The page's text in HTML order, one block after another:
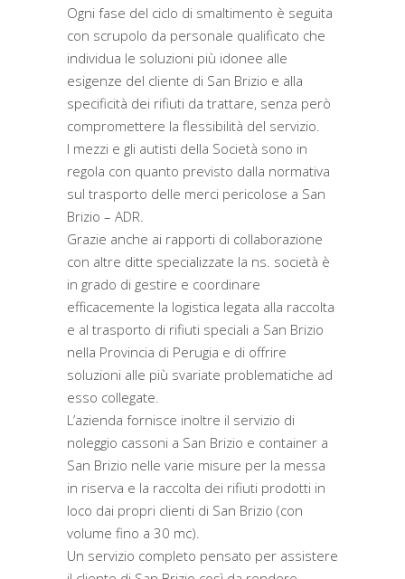
Ogni fase del ciclo di smaltimento è seguita
con scrupolo da personale qualificato che
individua le soluzioni più idonee alle
esigenze del cliente di San Brizio e alla
specificità dei rifiuti da trattare, senza però
compromettere la flessibilità del servizio.
I mezzi e gli autisti della Società sono in
regola con quanto previsto dalla normativa
sul trasporto delle merci pericolose a San
Brizio – ADR.
Grazie anche ai rapporti di collaborazione
con altre ditte specializzate la ns. società è
in grado di gestire e coordinare
efficacemente la logistica legata alla raccolta
e al trasporto di rifiuti speciali a San Brizio
nella Provincia di Perugia e di offrire
soluzioni alle più svariate problematiche ad
esso collegate.
L’azienda fornisce inoltre il servizio di
noleggio cassoni a San Brizio e container a
San Brizio nelle varie misure per la messa
in riserva e la raccolta dei rifiuti prodotti in
loco dai propri clienti di San Brizio (con
volume fino a 30 mc).
Un servizio completo pensato per assistere